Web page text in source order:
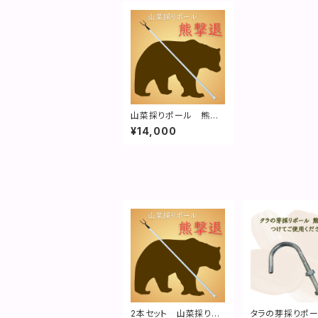
山菜採りポール 熊撃
退｜特許取得済
¥14,000
2本セット 山菜採りポ タラの芽採りポ